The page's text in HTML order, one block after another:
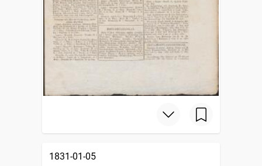
1831-01-05